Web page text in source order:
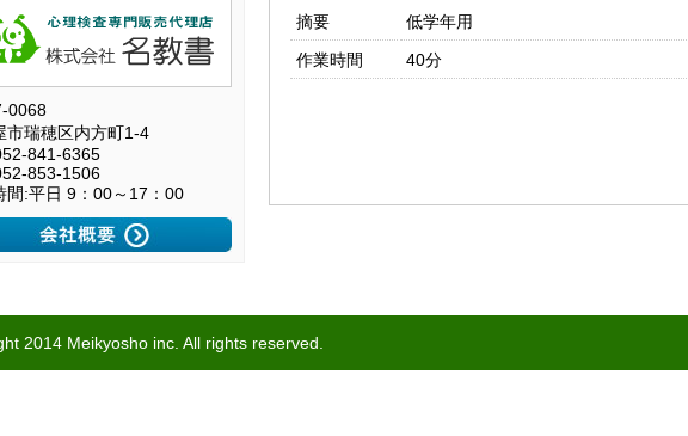
0068
市瑞穂区内方町1-4
841-6365
853-1506
間:平日 9：00～17：00
摘要
低学年用
作業時間
40分
2014 Meikyosho inc. All rights reserved.